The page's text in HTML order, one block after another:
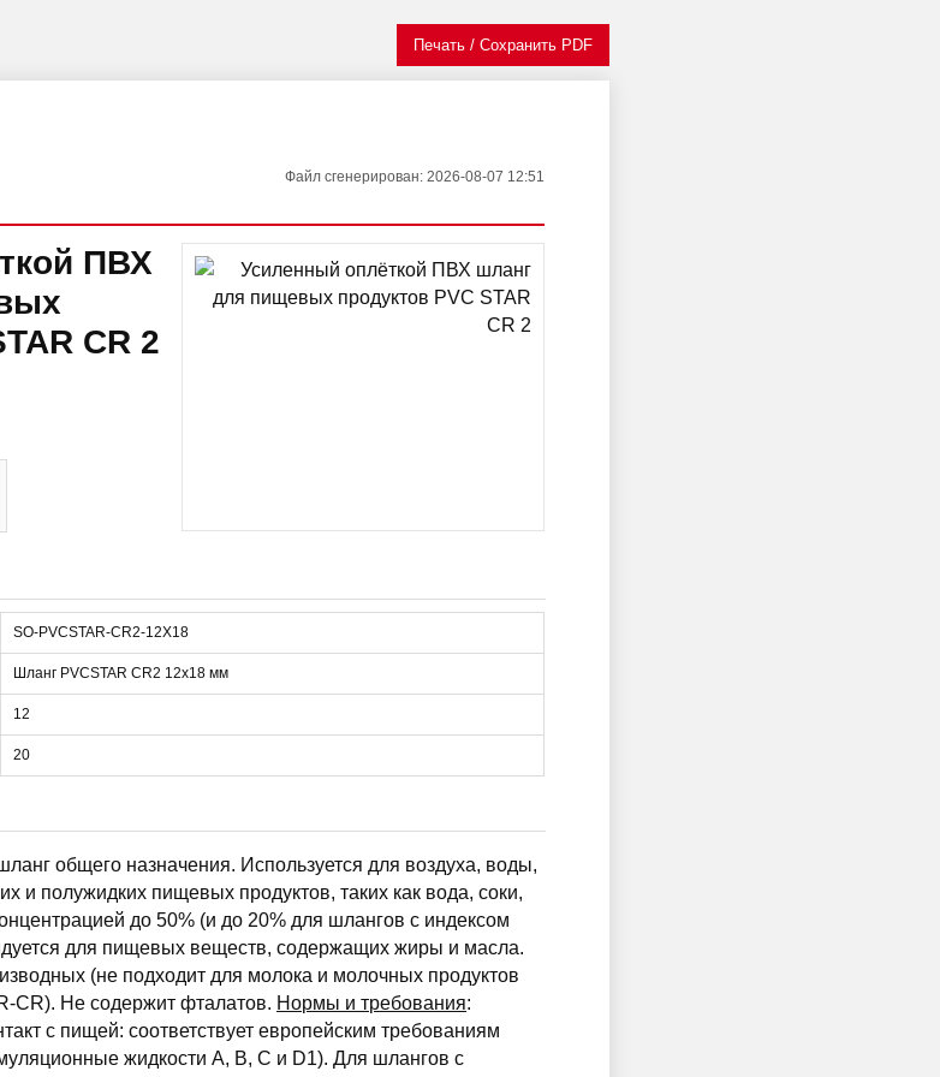
Печать / Сохранить PDF
Файл сгенерирован: 2026-08-07 12:51
ПВХ
CR 2
SO-PVCSTAR-CR2-12X18
Шланг PVCSTAR CR2 12x18 мм
12
20
общего назначения. Используется для воздуха, воды,
и полужидких пищевых продуктов, таких как вода, соки,
до 50% (и до 20% для шлангов с индексом
для пищевых веществ, содержащих жиры и масла.
(не подходит для молока и молочных продуктов
CR). Не содержит фталатов. Нормы и требования:
с пищей: соответствует европейским требованиям
жидкости A, B, C и D1). Для шлангов с